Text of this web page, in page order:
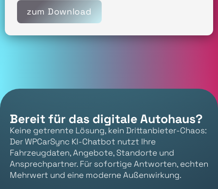
zum Download
Bereit für das digitale Autohaus?
Keine getrennte Lösung, kein Drittanbieter-Chaos:
Der WPCarSync KI-Chatbot nutzt Ihre
Fahrzeugdaten, Angebote, Standorte und
Ansprechpartner. Für sofortige Antworten, echten
Mehrwert und eine moderne Außenwirkung.